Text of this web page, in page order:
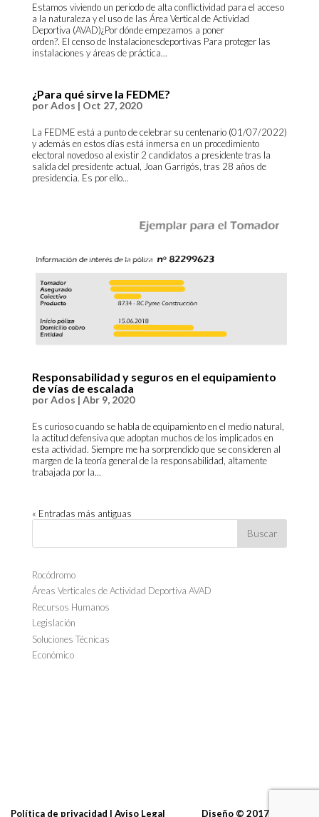
Estamos viviendo un periodo de alta conflictividad para el acceso
a la naturaleza y el uso de las Área Vertical de Actividad
Deportiva (AVAD)¿Por dónde empezamos a poner
orden?. El censo de Instalacionesdeportivas Para proteger las
instalaciones y áreas de práctica...
¿Para qué sirve la FEDME?
porAdos | Oct 27, 2020
La FEDME está a punto de celebrar su centenario (01/07/2022)
y además en estos días está inmersa en un procedimiento
electoral novedoso al existir 2 candidatos a presidente tras la
salida del presidente actual, Joan Garrigós, tras 28 años de
presidencia. Es por ello...
Responsabilidad y seguros en el equipamiento
de vías de escalada
porAdos | Abr 9, 2020
Es curioso cuando se habla de equipamiento en el medio natural,
la actitud defensiva que adoptan muchos de los implicados en
esta actividad. Siempre me ha sorprendido que se consideren al
margen de la teoría general de la responsabilidad, altamente
trabajada por la...
« Entradas más antiguas
Rocódromo
Áreas Verticales de Actividad Deportiva AVAD
Recursos Humanos
Legislación
Soluciones Técnicas
Económico
Política de privacidad I Aviso Legal Diseño © 2017